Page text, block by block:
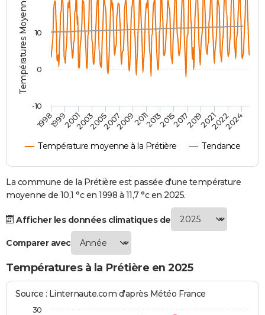
Destinations
City break
Voyage nature
Voyage de noces
Forum
Climat
PHOTO
GUIDES D'ACHAT
BONS PLANS
CARTE DE VOEUX
Carte de Noël
Carte Bonne année
Carte Saint-Valentin
Carte Pâques
Carte d'anniversaire
DICTIONNAIRE
S'inscrire
Se connecter
Lycées
Collèges
Primaires
Universités
Entreprises
Service militaire
Avis de recherche
AVIS DE DÉCÈS
Températures Moyennes ( °C )
Température moyenne à la Prétière Tendance
199819992001200320052007200920112013201520172019202120222024
-10
0
10
La commune de la Prétière est passée d'une température
moyenne de 10,1 °c en 1998 à 11,7 °c en 2025.
Afficher les données climatiques de
Comparer avec
Températures à la Prétière en 2025
Source : Linternaute.com d'après Météo France
30